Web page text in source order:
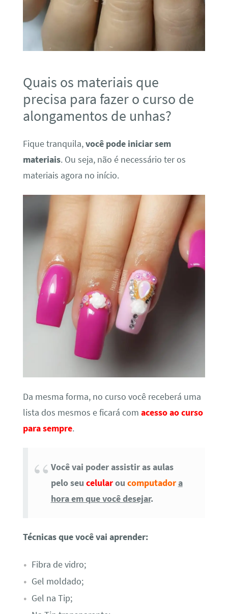
Quais os materiais que
precisa para fazer o curso de
alongamentos de unhas?
Fique tranquila,você pode iniciar sem
materiais. Ou seja, não é necessário ter os
materiais agora no início.
Da mesma forma, no curso você receberá uma
lista dos mesmos e ficará com acesso ao curso
para sempre.
Você vai poder assistir as aulas
pelo seu celularou computador a
hora em que você desejar.
Técnicas que você vai aprender:
Fibra de vidro;
Gel moldado;
Gel na Tip;